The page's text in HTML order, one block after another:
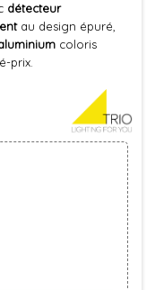
détecteur
au design épuré,
coloris
prix.